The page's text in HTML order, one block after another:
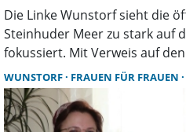
Die Linke Wunstorf sieht die
Steinhuder Meer zu stark auf
fokussiert. Mit Verweis auf
fordert die Partei, die
stärker zu bekämpfen und
Handlungsmöglichkeiten
WUNSTORF FRAUEN FÜR FRAUEN